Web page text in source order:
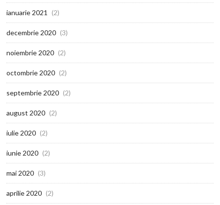
ianuarie 2021 (2)
decembrie 2020 (3)
noiembrie 2020 (2)
octombrie 2020 (2)
septembrie 2020 (2)
august 2020 (2)
iulie 2020 (2)
iunie 2020 (2)
mai 2020 (3)
aprilie 2020 (2)